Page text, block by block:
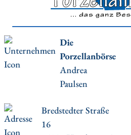
Die
Porzellanbörse
Andrea
Paulsen
Bredstedter Straße
16